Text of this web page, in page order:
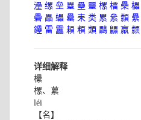
灅 缧 垒 塁 壘 壨 樏 檑 櫐 櫑
礨 畾 蠝 罍 耒 类 累 絫 纇 纍
鑸 雷 靁 頛 頪 類 鸓 鼺 羸 颣
详细解释
欙
樏、蔂
léi
【名】